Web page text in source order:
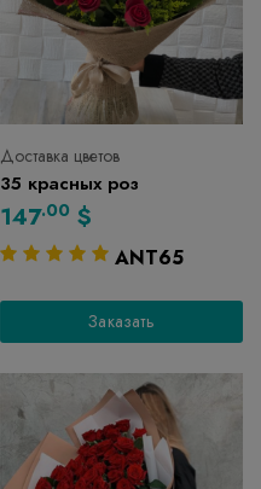
Доставка цветов
35 красных роз
147.00 $
ANT65
Заказать